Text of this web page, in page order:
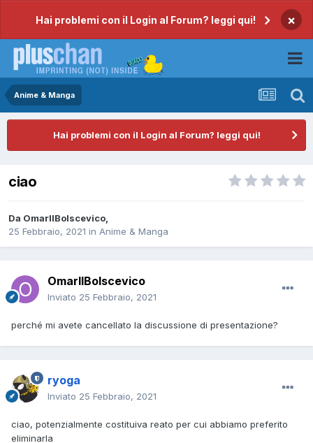
Hai problemi con il Login al Forum? leggi qui! ×
Anime & Manga
Hai problemi con il Login al Forum? leggi qui!
ciao
Da OmarIlBolscevico,
25 Febbraio, 2021 in Anime & Manga
OmarIlBolscevico
Inviato 25 Febbraio, 2021
perché mi avete cancellato la discussione di presentazione?
ryoga
Inviato 25 Febbraio, 2021
ciao, potenzialmente costituiva reato per cui abbiamo preferito
eliminarla